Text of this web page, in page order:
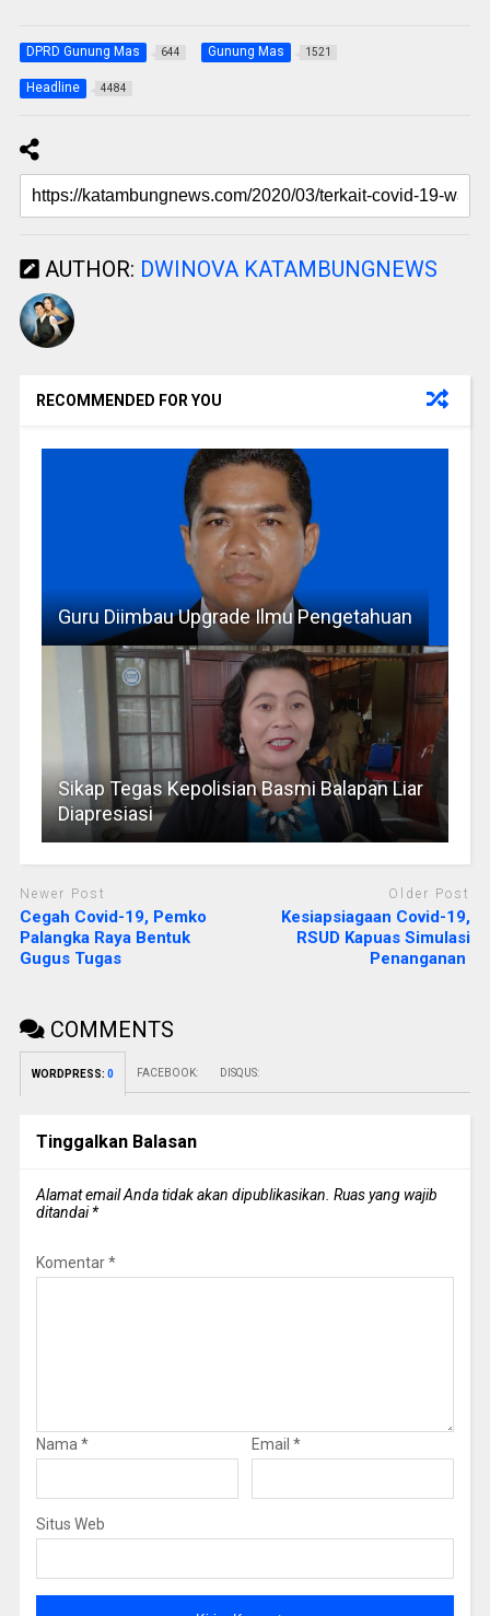
DPRD Gunung Mas 644 Gunung Mas 1521
Headline 4484
AUTHOR: DWINOVA KATAMBUNGNEWS
RECOMMENDED FOR YOU
Guru Diimbau Upgrade Ilmu Pengetahuan
Sikap Tegas Kepolisian Basmi Balapan Liar
Diapresiasi
Newer Post
Cegah Covid-19, Pemko
Palangka Raya Bentuk
Gugus Tugas
Older Post
Kesiapsiagaan Covid-19,
RSUD Kapuas Simulasi
Penanganan
COMMENTS
WORDPRESS: 0 FACEBOOK: DISQUS:
Tinggalkan Balasan
Alamat email Anda tidak akan dipublikasikan. Ruas yang wajib
ditandai*
Komentar*
Nama * Email *
Situs Web